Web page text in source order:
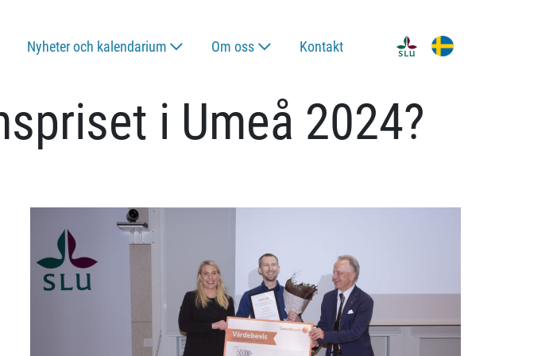
Nyheter och kalendarium Om oss Kontakt
i Umeå 2024?